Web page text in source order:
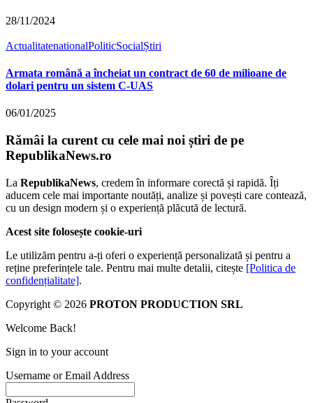
28/11/2024
ActualitatenationalPoliticSocialȘtiri
Armata română a încheiat un contract de 60 de milioane de
dolari pentru un sistem C-UAS
06/01/2025
Rămâi la curent cu cele mai noi știri de pe
RepublikaNews.ro
La RepublikaNews, credem în informare corectă și rapidă. Îți
aducem cele mai importante noutăți, analize și povești care contează,
cu un design modern și o experiență plăcută de lectură.
Acest site folosește cookie-uri
Le utilizăm pentru a-ți oferi o experiență personalizată și pentru a
reține preferințele tale. Pentru mai multe detalii, citește [Politica de
confidențialitate].
Copyright © 2026 PROTON PRODUCTION SRL
Welcome Back!
Sign in to your account
Username or Email Address